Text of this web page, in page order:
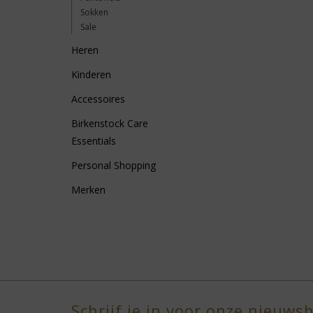
Sokken
Sale
Heren
Kinderen
Accessoires
Birkenstock Care
Essentials
Personal Shopping
Merken